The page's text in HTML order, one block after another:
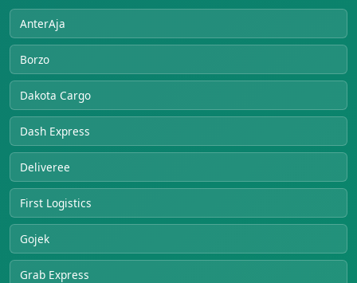
AnterAja
Borzo
Dakota Cargo
Dash Express
Deliveree
First Logistics
Gojek
Grab Express